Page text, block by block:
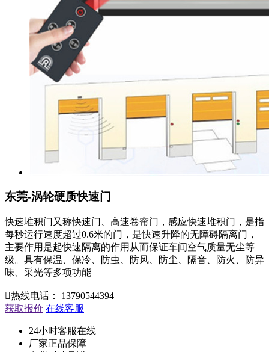
东莞-涡轮硬质快速门
快速堆积门又称快速门、高速卷帘门，感应快速堆积门，是指
每秒运行速度超过0.6米的门，是快速升降的无障碍隔离门，
主要作用是起快速隔离的作用从而保证车间空气质量无尘等
级。具有保温、保冷、防虫、防风、防尘、隔音、防火、防异
味、采光等多项功能
热线电话： 13790544394
获取报价 在线客服
24小时客服在线
厂家正品保障